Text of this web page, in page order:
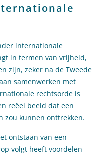
internationale
in termen van vrijheid,
zijn, zeker na de Tweede
samenwerken met
rechtsorde is
reëel beeld dat een
zou kunnen onttrekken.
ontstaan van een
volgt heeft voordelen